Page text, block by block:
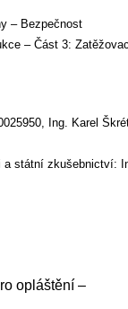
– Bezpečnost
– Část 3:
Ing. Karel
a státní zkušebnictví:
opláštění –